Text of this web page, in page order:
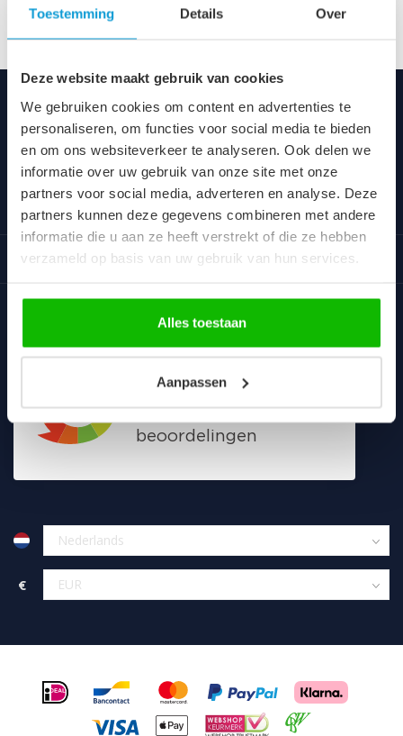
Toestemming Details Over
Deze website maakt gebruik van cookies
We gebruiken cookies om content en advertenties te
personaliseren, om functies voor social media te bieden
en om ons websiteverkeer te analyseren. Ook delen we
informatie over uw gebruik van onze site met onze
partners voor social media, adverteren en analyse. Deze
partners kunnen deze gegevens combineren met andere
informatie die u aan ze heeft verstrekt of die ze hebben
verzameld op basis van uw gebruik van hun services.
Alles toestaan
Aanpassen
Badplaats
Voor iedereen altijd een vriendelijke prijs voor een uniek
assortiment van goede kwaliteit.
Categorieën
Informatie
Klantbeoordelingen
€